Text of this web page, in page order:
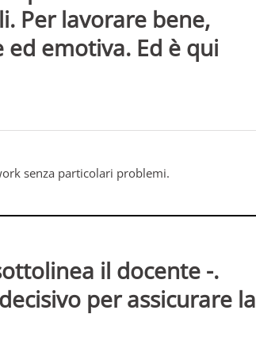
Per lavorare bene,
emotiva. Ed è qui
senza particolari problemi.
il docente -.
per assicurare la